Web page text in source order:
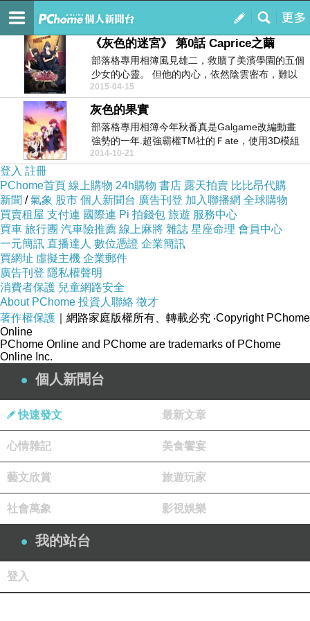
我的
訂閱
循環 - 永劫墜世
《灰色的迷宮》 第0話 Caprice之繭
部落格專用相簿風見雄二，救贖了美濱學園的五個
少女的心靈。 但他的內心，依然陰雲密布，難以
解脫。 當雄...
2015-04-15
灰色的果實
部落格專用相簿今年秋番真是Galgame改編動畫
強勢的一年.超強霸權TM社的Ｆate，使用3D模組
製...
2014-10-21
登入 註冊
PChome首頁 線上購物 24h購物 書店 露天拍賣 比比昂代購
新聞 /氣象 股市 個人新聞台 廣告刊登 加入聯播網 全球購物
買賣租屋 支付連 國際連 Pi 拍錢包 旅遊 服務中心
買車 旅行團 汽車險推薦 線上麻將 雜誌 星座命理 會員中心
一元簡訊 直播達人 數位憑證 企業簡訊
買網址 虛擬主機 企業郵件
廣告刊登 隱私權聲明
消費者保護 兒童網路安全
About PChome 投資人聯絡 徵才
著作權保護 ｜網路家庭版權所有、轉載必究 ‧Copyright PChome
Online
PChome Online and PChome are trademarks of PChome
Online Inc.
個人新聞台
快速發文 最新文章
心情雜記 美食饗宴
藝文欣賞 旅遊玩家
社會萬象 影視娛樂
我的站台
登入